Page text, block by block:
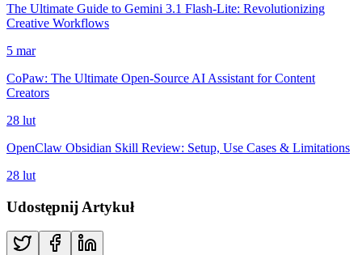
The Ultimate Guide to Gemini 3.1 Flash-Lite: Revolutionizing
Creative Workflows
5 mar
CoPaw: The Ultimate Open-Source AI Assistant for Content
Creators
28 lut
OpenClaw Obsidian Skill Review: Setup, Use Cases & Limitations
28 lut
Udostępnij Artykuł